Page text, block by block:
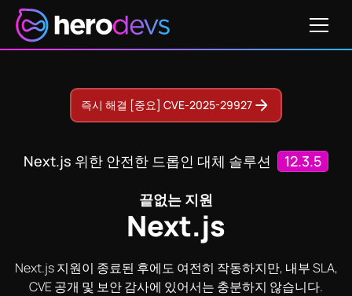
즉시 해결 [중요] CVE-2025-29927
Next.js 위한 안전한 드롭인 대체 솔루션 12.3.5
끝없는 지원
Next.js
Next.js 지원이 종료된 후에도 여전히 작동하지만, 내부 SLA,
CVE 공개 및 보안 감사에 있어서는 충분하지 않습니다.
가격 확인하기